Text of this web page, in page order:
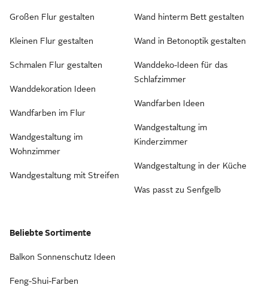
Großen Flur gestalten
Kleinen Flur gestalten
Schmalen Flur gestalten
Wanddekoration Ideen
Wandfarben im Flur
Wandgestaltung im
Wohnzimmer
Wandgestaltung mit Streifen
Wand hinterm Bett gestalten
Wand in Betonoptik gestalten
Wanddeko-Ideen für das
Schlafzimmer
Wandfarben Ideen
Wandgestaltung im
Kinderzimmer
Wandgestaltung in der Küche
Was passt zu Senfgelb
Beliebte Sortimente
Balkon Sonnenschutz Ideen
Feng-Shui-Farben